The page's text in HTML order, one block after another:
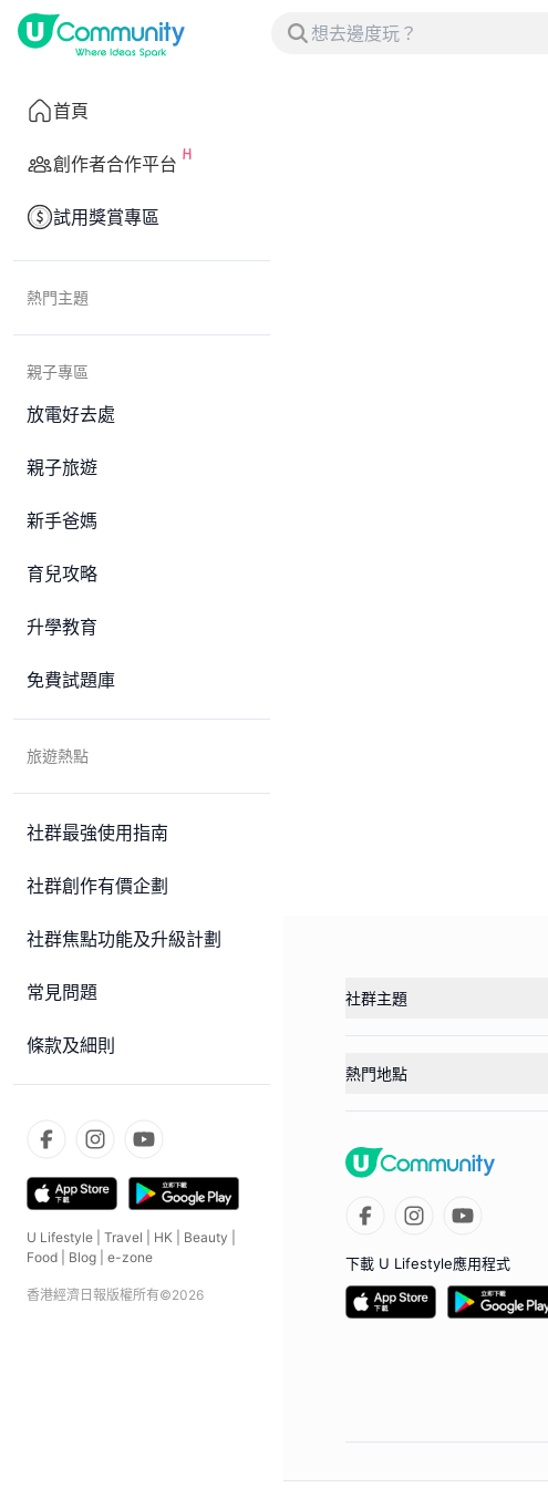
首頁
創作者合作平台
試用獎賞專區
熱門主題
親子專區
放電好去處
親子旅遊
新手爸媽
育兒攻略
升學教育
免費試題庫
旅遊熱點
社群最強使用指南
社群創作有價企劃
社群焦點功能及升級計劃
常見問題
條款及細則
U Lifestyle Travel HK Beauty
Food
Blog e-zone
香港經濟日報版權所有©2026
社群主題
熱門地點
下載 U Lifestyle應用程式